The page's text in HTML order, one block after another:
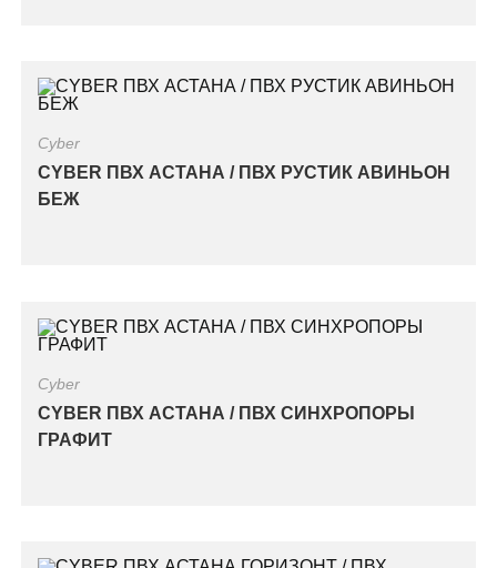
Cyber
CYBER ПВХ АСТАНА / ПВХ РУСТИК АВИНЬОН
БЕЖ
Cyber
CYBER ПВХ АСТАНА / ПВХ СИНХРОПОРЫ
ГРАФИТ